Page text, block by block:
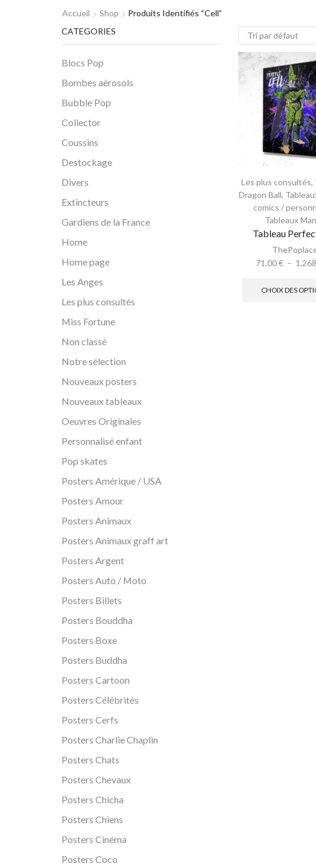
Accueil Shop Produits Identifiés “cell”
Les plus consultés,
Dragon Ball,
comics /
Tableaux
Tableau
71.00€ –
CHOIX DES
CATEGORIES
Blocs Pop
Bombes aérosols
Bubble Pop
Collector
Coussins
Destockage
Divers
Extincteurs
Gardiens de la France
Home
Home page
Les Anges
Les plus consultés
Miss Fortune
Non classé
Notre sélection
Nouveaux posters
Nouveaux tableaux
Oeuvres Originales
Personnalisé enfant
Pop skates
Posters Amérique / USA
Posters Amour
Posters Animaux
Posters Animaux graff art
Posters Argent
Posters Auto / Moto
Posters Billets
Posters Bouddha
Posters Boxe
Posters Buddha
Posters Cartoon
Posters Célébrités
Posters Cerfs
Posters Charlie Chaplin
Posters Chats
Posters Chevaux
Posters Chicha
Posters Chiens
Posters Cinéma
Posters Coco